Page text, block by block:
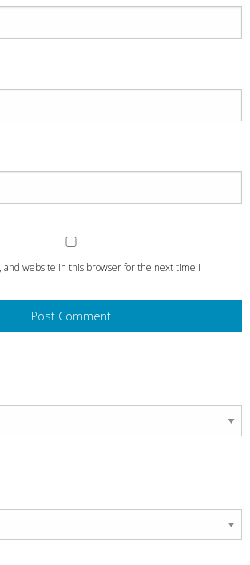
and website in this browser for the next time I